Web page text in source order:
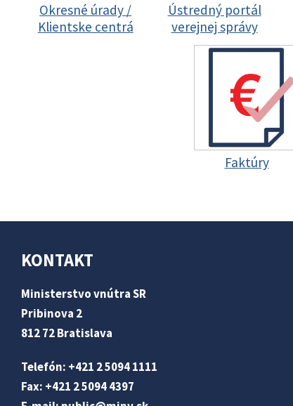
Okresné úrady /
Klientske centrá
Ústredný portál
verejnej správy
Faktúry
KONTAKT
Ministerstvo vnútra SR
Pribinova 2
812 72 Bratislava
Telefón: +421 2 5094 1111
Fax: +421 2 5094 4397